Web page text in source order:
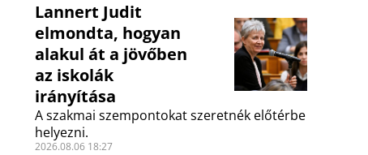
Lannert Judit
elmondta, hogyan
alakul át a jövőben
az iskolák
irányítása
A szakmai szempontokat szeretnék előtérbe
helyezni.
2026.08.06 18:27